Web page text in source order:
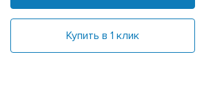
Купить в 1 клик